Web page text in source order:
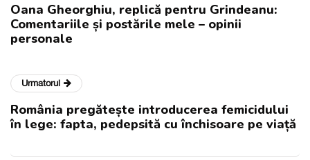
Oana Gheorghiu, replică pentru Grindeanu:
Comentariile și postările mele – opinii
personale
Urmatorul
România pregătește introducerea femicidului
în lege: fapta, pedepsită cu închisoare pe viață